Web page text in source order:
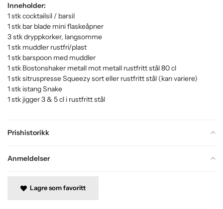
Prishistorikk
Anmeldelser
Inneholder:
1 stk cocktailsil / barsil
1 stk bar blade mini flaskeåpner
3 stk dryppkorker, langsomme
1 stk muddler rustfri/plast
1 stk barspoon med muddler
1 stk Bostonshaker metall mot metall rustfritt stål 80 cl
1 stk sitruspresse Squeezy sort eller rustfritt stål (kan variere)
1 stk istang Snake
1 stk jigger 3 & 5 cl i rustfritt stål
Lagre som favoritt